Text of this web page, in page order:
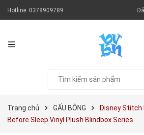
Hotline: 0378909789
Trang chủ GẤU BÔNG
Disney
Before Sleep Vinyl Plush Blindbox Series